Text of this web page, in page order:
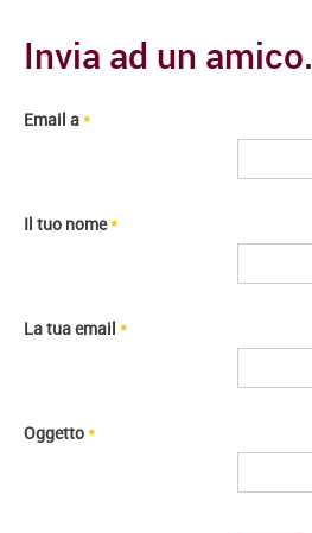
Invia ad un amico.
Email a*
Il tuo nome*
La tua email *
Oggetto*